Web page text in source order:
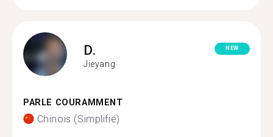
D.
Jieyang
NEW
PARLE COURAMMENT
Chinois (Simplifié)